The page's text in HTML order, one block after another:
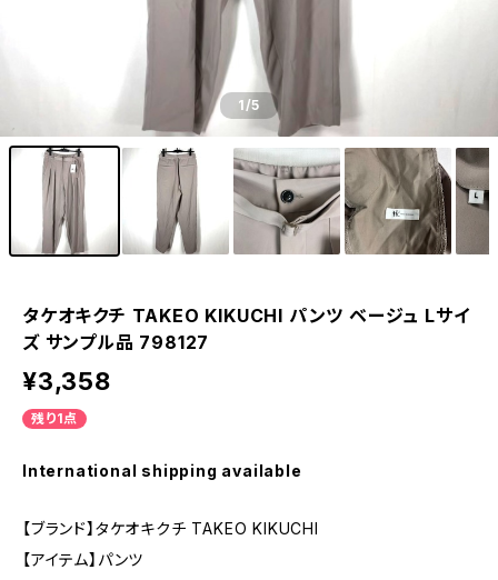
1/5
タケオキクチ TAKEO KIKUCHI パンツ ベージュ Lサイ
ズ サンプル品 798127
¥3,358
残り1点
International shipping available
【ブランド】タケオキクチ TAKEO KIKUCHI
【アイテム】パンツ